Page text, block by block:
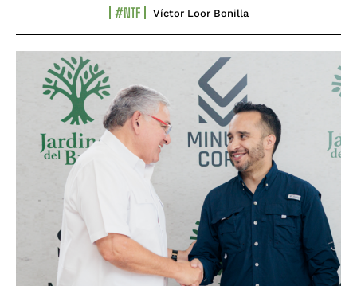
#NTF Víctor Loor Bonilla